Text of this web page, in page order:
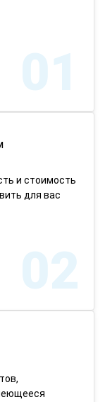
01
и стоимость
для вас
02